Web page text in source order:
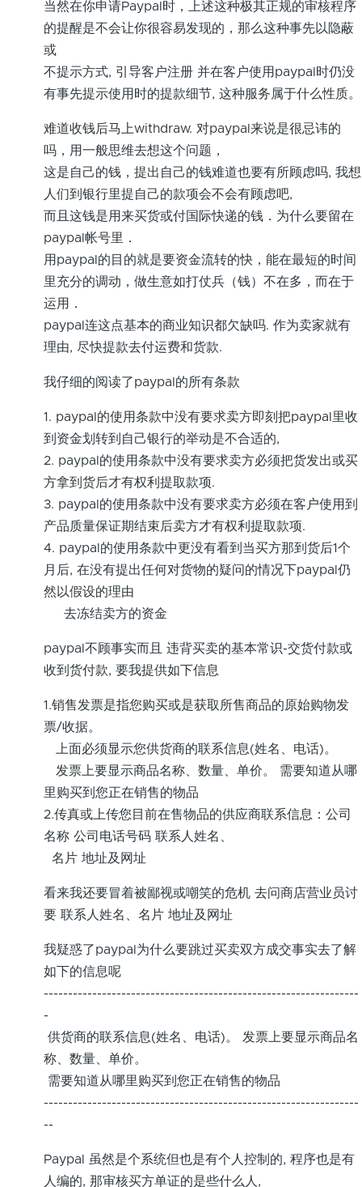
当然在你申请Paypal时，上述这种极其正规的审核程序
的提醒是不会让你很容易发现的，那么这种事先以隐蔽
或
不提示方式, 引导客户注册 并在客户使用paypal时仍没
有事先提示使用时的提款细节, 这种服务属于什么性质。
难道收钱后马上withdraw. 对paypal来说是很忌讳的
吗，用一般思维去想这个问题，
这是自己的钱，提出自己的钱难道也要有所顾虑吗, 我想
人们到银行里提自己的款项会不会有顾虑吧,
而且这钱是用来买货或付国际快递的钱．为什么要留在
paypal帐号里．
用paypal的目的就是要资金流转的快，能在最短的时间
里充分的调动，做生意如打仗兵（钱）不在多，而在于
运用．
paypal连这点基本的商业知识都欠缺吗. 作为卖家就有
理由, 尽快提款去付运费和货款.
我仔细的阅读了paypal的所有条款
1. paypal的使用条款中没有要求卖方即刻把paypal里收
到资金划转到自己银行的举动是不合适的,
2. paypal的使用条款中没有要求卖方必须把货发出或买
方拿到货后才有权利提取款项.
3. paypal的使用条款中没有要求卖方必须在客户使用到
产品质量保证期结束后卖方才有权利提取款项.
4. paypal的使用条款中更没有看到当买方那到货后1个
月后, 在没有提出任何对货物的疑问的情况下paypal仍
然以假设的理由
去冻结卖方的资金
paypal不顾事实而且 违背买卖的基本常识-交货付款或
收到货付款, 要我提供如下信息
1.销售发票是指您购买或是获取所售商品的原始购物发
票/收据。
上面必须显示您供货商的联系信息(姓名、电话)。
发票上要显示商品名称、数量、单价。 需要知道从哪
里购买到您正在销售的物品
2.传真或上传您目前在售物品的供应商联系信息：公司
名称 公司电话号码 联系人姓名、
名片 地址及网址
看来我还要冒着被鄙视或嘲笑的危机 去问商店营业员讨
要 联系人姓名、名片 地址及网址
我疑惑了paypal为什么要跳过买卖双方成交事实去了解
如下的信息呢
-----------------------------------------------------------------
-
供货商的联系信息(姓名、电话)。 发票上要显示商品名
称、数量、单价。
需要知道从哪里购买到您正在销售的物品
-----------------------------------------------------------------
--
Paypal 虽然是个系统但也是有个人控制的, 程序也是有
人编的, 那审核买方单证的是些什么人,